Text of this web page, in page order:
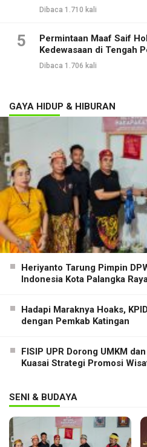
Dibaca 1.710 kali
5
Permintaan Maaf Saif
Kedewasaan di Tengah
Dibaca 1.706 kali
GAYA HIDUP & HIBURAN
Heriyanto Tarung Pimpin
Indonesia Kota Palangka
Hadapi Maraknya Hoaks,
dengan Pemkab Katingan
FISIP UPR Dorong UMKM
Kuasai Strategi Promosi
SENI & BUDAYA